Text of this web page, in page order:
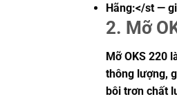
Hãng:</st —
2. Mỡ
Mỡ OKS 220
thông lượng,
bôi trơn chất